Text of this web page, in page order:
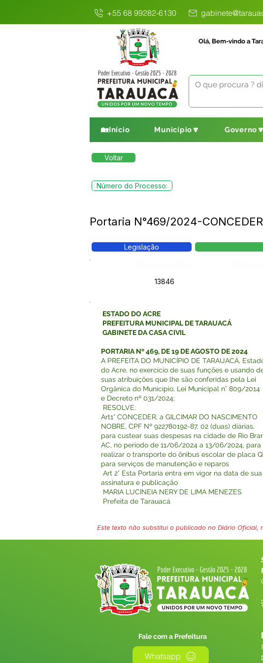
+55 68 99282-6130
Olá, Bem-vindo a
🏡Início Município🔽 Governo🔽
Voltar
Número do Processo:
Portaria N°469/2024-
Legislação
13846
ESTADO DO ACRE
PREFEITURA MUNICIPAL DE TARAUACÁ
GABINETE DA CASA CIVIL
PORTARIA Nº 469, DE 19 DE AGOSTO DE 2024
A PREFEITA DO MUNICÍPIO DE TARAUACÁ,
do Acre, no exercício de suas funções e usando
suas atribuições que lhe são conferidas pela Lei
Orgânica do Município, Lei Municipal n° 809/2014
e Decreto nº 031/2024;
RESOLVE:
Art1° CONCEDER, a GILCIMAR DO NASCIMENTO
NOBRE, CPF Nº 922780192-87, 02 (duas) diárias,
para custear suas despesas na cidade de Rio
AC, no período de 11/06/2024 a 13/06/2024, para
realizar o transporte do ônibus escolar de placa
para serviços de manutenção e reparos
Art 2° Esta Portaria entra em vigor na data de sua
assinatura e publicação
MARIA LUCINEIA NERY DE LIMA MENEZES
Prefeita de Tarauacá
Este texto não substitui o publicado no Diário
Fale com a Prefeitura
Whatsapp